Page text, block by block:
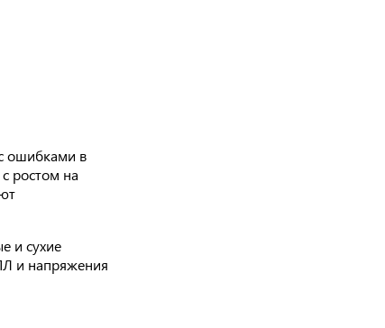
ошибками в
ростом на
и сухие
и напряжения